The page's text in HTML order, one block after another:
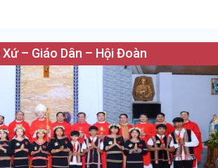
Xứ – Giáo Dân – Hội Đoàn